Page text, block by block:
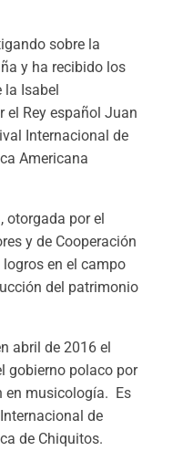
sobre la
y ha recibido los
Isabel
el Rey español Juan
Internacional de
Americana
otorgada por el
y de Cooperación
logros en el campo
del patrimonio
abril de 2016 el
gobierno polaco por
en musicología. Es
de
de Chiquitos.